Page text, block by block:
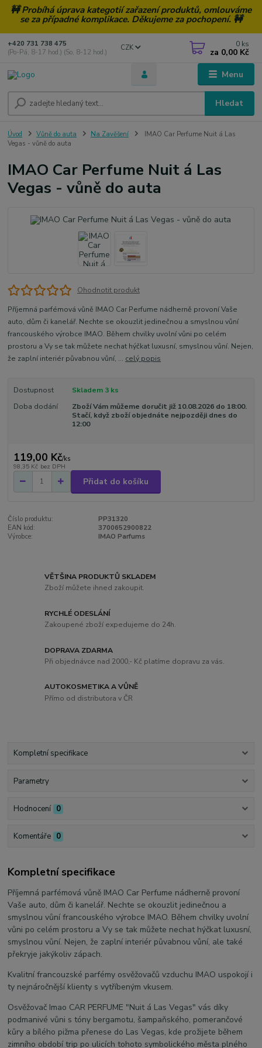
🚧 Probíhá úprava kategotií zařazení produktů, omlouváme
se za případné komplikace. Děkujeme za pochopení. 🚧
Menu
CZK
Hledat
+420 731 738 475
(Po-Pá, 8-17 hod.) (So, 8-12 hod.)
0 ks
za 0,00 Kč
Úvod Vůně do auta Na Zavěšení
IMAO Car Perfume Nuit á Las
Vegas - vůně do auta
IMAO Car Perfume Nuit á Las
Vegas - vůně do auta
Ohodnotit produkt
Příjemná parfémová vůně IMAO Car Perfume nádherně provoní Vaše
auto, dům či kanelář. Nechte se okouzlit jedinečnou a smyslnou vůní
francouského výrobce IMAO. Během chvilky uvolní vůni po celém
prostoru a Vy se tak můžete nechat hýčkat luxusní, smyslnou vůní. Nejen,
že zaplní interiér půvabnou vůní, ... celý popis
Dostupnost
Skladem 3 ks
Doba dodání
Zboží Vám můžeme doručit již 10.08.2026 do 18:00.
Stačí, když zboží objednáte nejpozději dnes do
12:00
119,00 Kč/ks
98,35 Kč bez DPH
Přidat do košíku
Číslo produktu:
PP31320
EAN kód:
3700652900822
Výrobce:
IMAO Parfums
VĚTŠINA PRODUKTŮ SKLADEM
Zboží můžete ihned zakoupit.
RYCHLÉ ODESLÁNÍ
Zakoupené zboží expedujeme do 24h.
DOPRAVA ZDARMA
Při objednávce nad 2000,- Kč platíme dopravu za vás.
AUTOKOSMETIKA A VŮNĚ
Přímo od distributora v ČR
Kompletní specifikace
Parametry
Hodnocení 0
Komentáře 0
Kompletní specifikace
Příjemná parfémová vůně IMAO Car Perfume nádherně provoní
Vaše auto, dům či kanelář. Nechte se okouzlit jedinečnou a
smyslnou vůní francouského výrobce IMAO. Během chvilky uvolní
vůni po celém prostoru a Vy se tak můžete nechat hýčkat luxusní,
smyslnou vůní. Nejen, že zaplní interiér půvabnou vůní, ale také
překryje jakýkoliv zápach.
Kvalitní francouzské parfémy osvěžovačů vzduchu IMAO uspokojí i
ty nejnáročnější klienty s vytříbeným vkusem.
Osvěžovač Imao CAR PERFUME "Nuit á Las Vegas" vás díky
podmanivé vůni s tóny bergamotu, šampaňského, pomerančové
kůry a bílého pižma přenese do Las Vegas, kde prožijete během
zimního období trip po ulicích tohoto symbolického města plného